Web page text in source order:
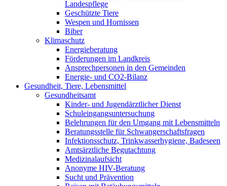
Landespflege
Geschützte Tiere
Wespen und Hornissen
Biber
Klimaschutz
Energieberatung
Förderungen im Landkreis
Ansprechpersonen in den Gemeinden
Energie- und CO2-Bilanz
Gesundheit, Tiere, Lebensmittel
Gesundheitsamt
Kinder- und Jugendärztlicher Dienst
Schuleingangsuntersuchung
Belehrungen für den Umgang mit Lebensmitteln
Beratungsstelle für Schwangerschaftsfragen
Infektionsschutz, Trinkwasserhygiene, Badeseen
Amtsärztliche Begutachtung
Medizinalaufsicht
Anonyme HIV-Beratung
Sucht und Prävention